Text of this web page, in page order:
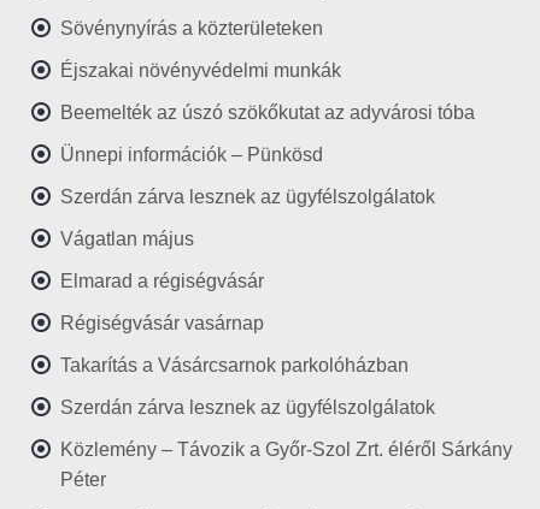
Sövénynyírás a közterületeken
Éjszakai növényvédelmi munkák
Beemelték az úszó szökőkutat az adyvárosi tóba
Ünnepi információk – Pünkösd
Szerdán zárva lesznek az ügyfélszolgálatok
Vágatlan május
Elmarad a régiségvásár
Régiségvásár vasárnap
Takarítás a Vásárcsarnok parkolóházban
Szerdán zárva lesznek az ügyfélszolgálatok
Közlemény – Távozik a Győr-Szol Zrt. éléről Sárkány
Péter